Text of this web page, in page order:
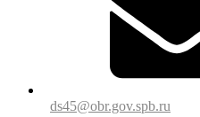
ds45@obr.gov.spb.ru